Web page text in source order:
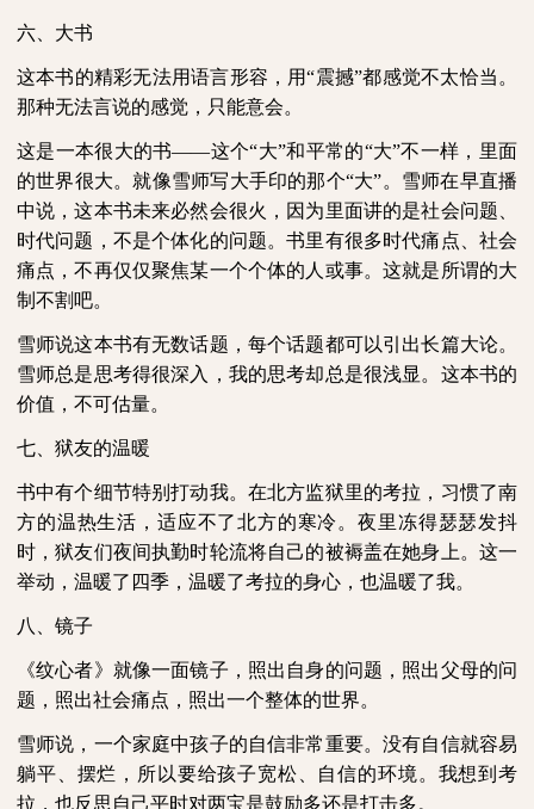
六、大书
这本书的精彩无法用语言形容，用“震撼”都感觉不太恰当。
那种无法言说的感觉，只能意会。
这是一本很大的书——这个“大”和平常的“大”不一样，里面
的世界很大。就像雪师写大手印的那个“大”。雪师在早直播
中说，这本书未来必然会很火，因为里面讲的是社会问题、
时代问题，不是个体化的问题。书里有很多时代痛点、社会
痛点，不再仅仅聚焦某一个个体的人或事。这就是所谓的大
制不割吧。
雪师说这本书有无数话题，每个话题都可以引出长篇大论。
雪师总是思考得很深入，我的思考却总是很浅显。这本书的
价值，不可估量。
七、狱友的温暖
书中有个细节特别打动我。在北方监狱里的考拉，习惯了南
方的温热生活，适应不了北方的寒冷。夜里冻得瑟瑟发抖
时，狱友们夜间执勤时轮流将自己的被褥盖在她身上。这一
举动，温暖了四季，温暖了考拉的身心，也温暖了我。
八、镜子
《纹心者》就像一面镜子，照出自身的问题，照出父母的问
题，照出社会痛点，照出一个整体的世界。
雪师说，一个家庭中孩子的自信非常重要。没有自信就容易
躺平、摆烂，所以要给孩子宽松、自信的环境。我想到考
拉，也反思自己平时对两宝是鼓励多还是打击多。